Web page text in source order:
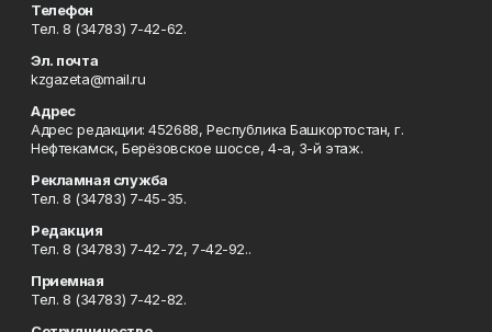
Телефон
Тел. 8 (34783) 7-42-62.
Эл. почта
kzgazeta@mail.ru
Адрес
Адрес редакции: 452688, Республика Башкортостан, г.
Нефтекамск, Берёзовское шоссе, 4-а, 3-й этаж.
Рекламная служба
Тел. 8 (34783) 7-45-35.
Редакция
Тел. 8 (34783) 7-42-72, 7-42-92..
Приемная
Тел. 8 (34783) 7-42-82.